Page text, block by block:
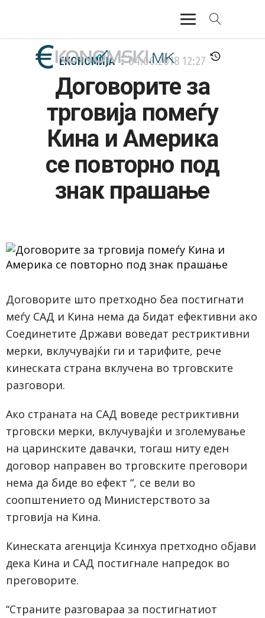
АКТУЕЛНО
ЕКОНОМИЈА
ФИНАНСИИ
БАНКАРСТВО
ЖИВОТ
ЕКОНОМИЈА 04.06.2018 12:27
Договорите за
трговија помеѓу
Кина и Америка
се повторно под
знак прашање
Договорите што претходно беа постигнати
меѓу САД и Кина нема да бидат ефективни ако
Соединетите Држави воведат рестриктивни
мерки, вклучувајќи ги и тарифите, рече
кинеската страна вклучена во трговските
разговори.
Ако страната на САД воведе рестриктивни
трговски мерки, вклучувајќи и зголемување
на царинските давачки, тогаш ниту еден
договор направен во трговските преговори
нема да биде во ефект “, се вели во
соопштението од Министерството за
трговија на Кина.
Кинеската агенција Ксинхуа претходно објави
дека Кина и САД постигнале напредок во
преговорите.
“Страните разговараа за постигнатиот